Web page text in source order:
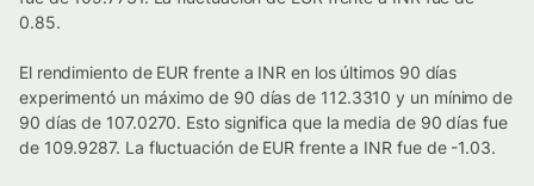
0.85.
El rendimiento de EUR frente a INR en los últimos 90 días
experimentó un máximo de 90 días de 112.3310 y un mínimo de
90 días de 107.0270. Esto significa que la media de 90 días fue
de 109.9287. La fluctuación de EUR frente a INR fue de -1.03.